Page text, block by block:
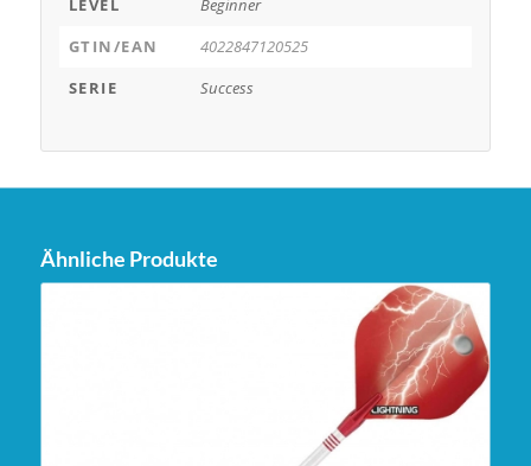
GTIN/EAN
4022847120525
SERIE
Success
Ähnliche Produkte